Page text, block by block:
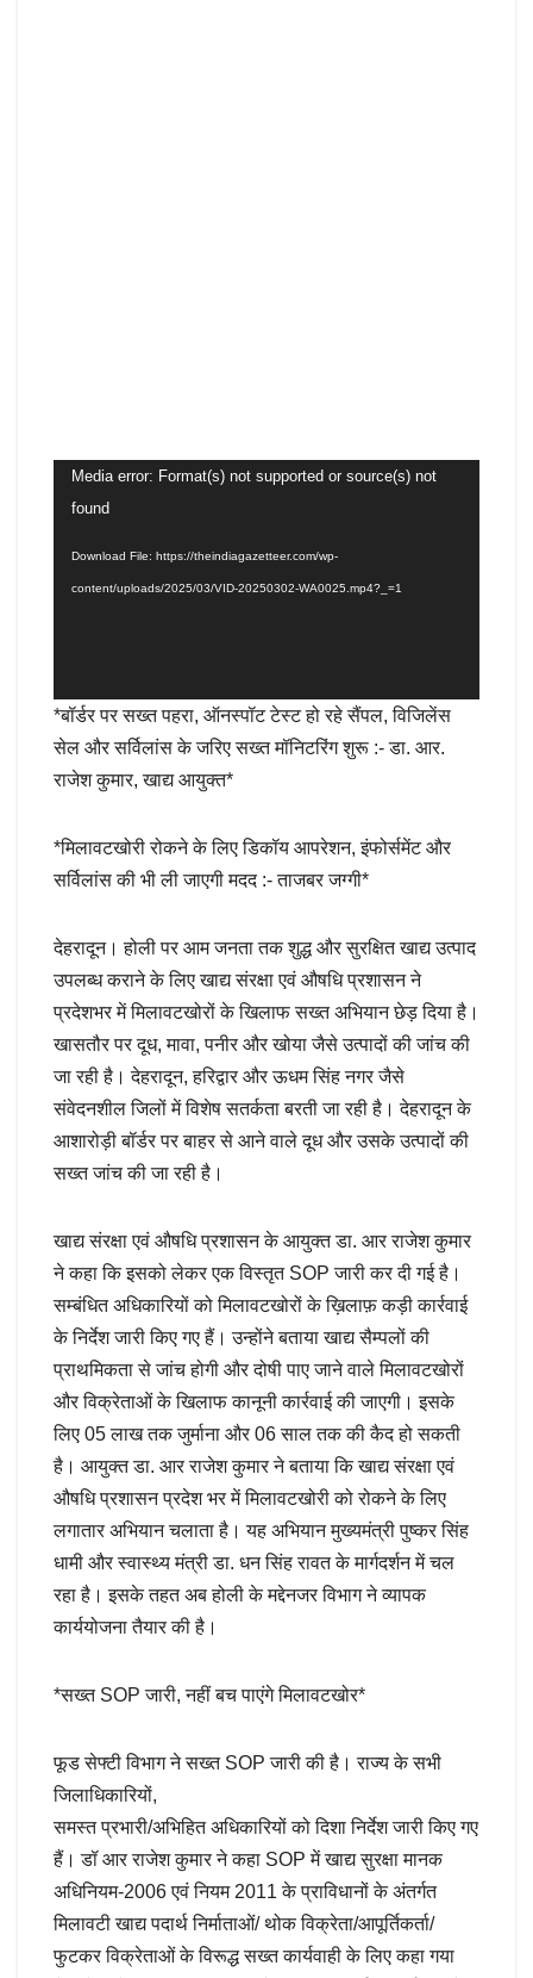
Video
Player
Media error: Format(s) not supported or source(s) not
found
Download File: https://theindiagazetteer.com/wp-
content/uploads/2025/03/VID-20250302-WA0025.mp4?_=1
*बॉर्डर पर सख्त पहरा, ऑनस्पॉट टेस्ट हो रहे सैंपल, विजिलेंस
सेल और सर्विलांस के जरिए सख्त मॉनिटरिंग शुरू :- डा. आर.
राजेश कुमार, खाद्य आयुक्त*
*मिलावटखोरी रोकने के लिए डिकॉय आपरेशन, इंफोर्समेंट और
सर्विलांस की भी ली जाएगी मदद :- ताजबर जग्गी*
देहरादून। होली पर आम जनता तक शुद्ध और सुरक्षित खाद्य उत्पाद
उपलब्ध कराने के लिए खाद्य संरक्षा एवं औषधि प्रशासन ने
प्रदेशभर में मिलावटखोरों के खिलाफ सख्त अभियान छेड़ दिया है।
खासतौर पर दूध, मावा, पनीर और खोया जैसे उत्पादों की जांच की
जा रही है। देहरादून, हरिद्वार और ऊधम सिंह नगर जैसे
संवेदनशील जिलों में विशेष सतर्कता बरती जा रही है। देहरादून के
आशारोड़ी बॉर्डर पर बाहर से आने वाले दूध और उसके उत्पादों की
सख्त जांच की जा रही है।
खाद्य संरक्षा एवं औषधि प्रशासन के आयुक्त डा. आर राजेश कुमार
ने कहा कि इसको लेकर एक विस्तृत SOP जारी कर दी गई है।
सम्बंधित अधिकारियों को मिलावटखोरों के ख़िलाफ़ कड़ी कार्रवाई
के निर्देश जारी किए गए हैं। उन्होंने बताया खाद्य सैम्पलों की
प्राथमिकता से जांच होगी और दोषी पाए जाने वाले मिलावटखोरों
और विक्रेताओं के खिलाफ कानूनी कार्रवाई की जाएगी। इसके
लिए 05 लाख तक जुर्माना और 06 साल तक की कैद हो सकती
है। आयुक्त डा. आर राजेश कुमार ने बताया कि खाद्य संरक्षा एवं
औषधि प्रशासन प्रदेश भर में मिलावटखोरी को रोकने के लिए
लगातार अभियान चलाता है। यह अभियान मुख्यमंत्री पुष्कर सिंह
धामी और स्वास्थ्य मंत्री डा. धन सिंह रावत के मार्गदर्शन में चल
रहा है। इसके तहत अब होली के मद्देनजर विभाग ने व्यापक
कार्ययोजना तैयार की है।
*सख्त SOP जारी, नहीं बच पाएंगे मिलावटखोर*
फूड सेफ्टी विभाग ने सख्त SOP जारी की है। राज्य के सभी
जिलाधिकारियों,
समस्त प्रभारी/अभिहित अधिकारियों को दिशा निर्देश जारी किए गए
हैं। डॉ आर राजेश कुमार ने कहा SOP में खाद्य सुरक्षा मानक
अधिनियम-2006 एवं नियम 2011 के प्राविधानों के अंतर्गत
मिलावटी खाद्य पदार्थ निर्माताओं/ थोक विक्रेता/आपूर्तिकर्ता/
फुटकर विक्रेताओं के विरूद्ध सख्त कार्यवाही के लिए कहा गया